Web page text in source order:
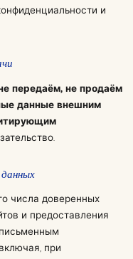
и
передаём, не продаём
данные внешним
числа доверенных
и предоставления
при